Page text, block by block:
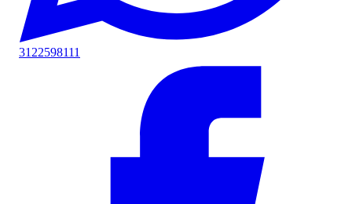
3122598111